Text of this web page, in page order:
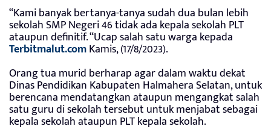
“Kami banyak bertanya-tanya sudah dua bulan lebih
sekolah SMP Negeri 46 tidak ada kepala sekolah PLT
ataupun definitif. “Ucap salah satu warga kepada
Terbitmalut.comKamis, (17/8/2023).
Orang tua murid berharap agar dalam waktu dekat
Dinas Pendidikan Kabupaten Halmahera Selatan, untuk
berencana mendatangkan ataupun mengangkat salah
satu guru di sekolah tersebut untuk menjabat sebagai
kepala sekolah ataupun PLT kepala sekolah.